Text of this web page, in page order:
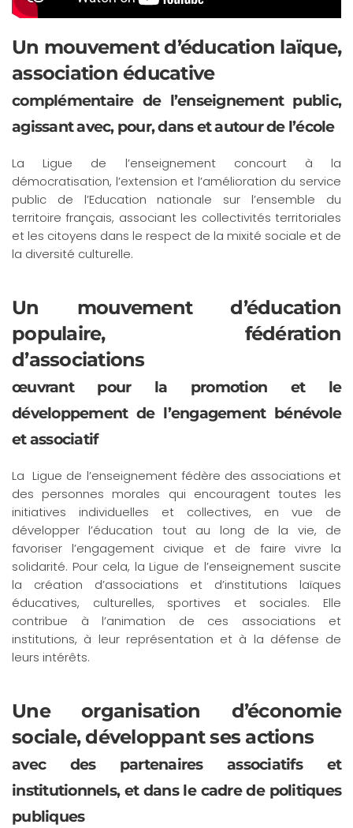
Un mouvement d’éducation laïque,
association éducative
complémentaire de l’enseignement public,
agissant avec, pour, dans et autour de l’école
La Ligue de l’enseignement concourt à la
démocratisation, l’extension et l’amélioration du service
public de l’Education nationale sur l’ensemble du
territoire français, associant les collectivités territoriales
et les citoyens dans le respect de la mixité sociale et de
la diversité culturelle.
Un mouvement d’éducation
populaire, fédération
d’associations
œuvrant pour la promotion et le
développement de l’engagement bénévole
et associatif
La Ligue de l’enseignement fédère des associations et
des personnes morales qui encouragent toutes les
initiatives individuelles et collectives, en vue de
développer l’éducation tout au long de la vie, de
favoriser l’engagement civique et de faire vivre la
solidarité. Pour cela, la Ligue de l’enseignement suscite
la création d’associations et d’institutions laïques
éducatives, culturelles, sportives et sociales. Elle
contribue à l’animation de ces associations et
institutions, à leur représentation et à la défense de
leurs intérêts.
Une organisation d’économie
sociale, développant ses actions
avec des partenaires associatifs et
institutionnels, et dans le cadre de politiques
publiques